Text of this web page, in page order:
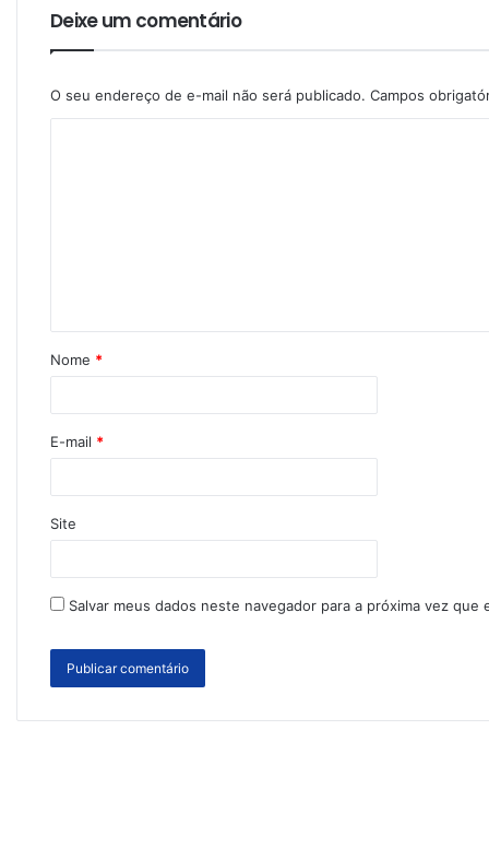
Deixe um comentário
O seu endereço de e-mail não será publicado. Campos
Nome *
E-mail *
Site
Salvar meus dados neste navegador para a próxima vez que